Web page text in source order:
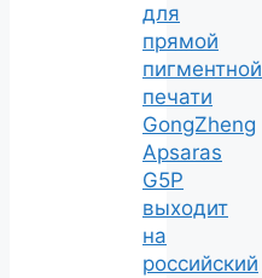
для
прямой
пигментной
печати
GongZheng
Apsaras
G5P
выходит
на
российский